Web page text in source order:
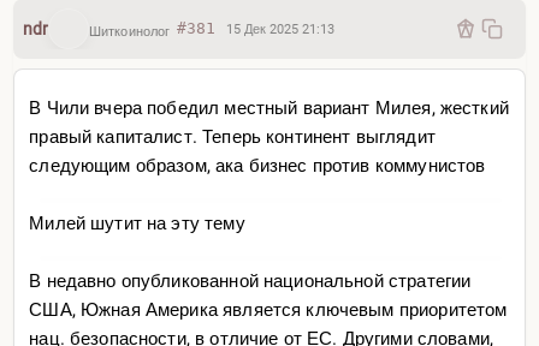
обезьяны, фавелы, пальмы и перестрелки с
один район от другого, я да я
Южной Америки не существует, пацаны. Вы не «ее»
головы — ее нет
нечто настоящее — а не фантазию. И она вам вынесет
нахуй мозги
ndr Шиткоинолог #381 15 Дек 2025 21:13
В Чили вчера победил местный вариант Милея, жесткий
правый капиталист. Теперь континент выглядит
следующим образом, ака бизнес против коммунистов
Милей шутит на эту тему
В недавно опубликованной национальной стратегии
США, Южная Америка является ключевым приоритетом
нац. безопасности, в отличие от ЕС. Другими словами,